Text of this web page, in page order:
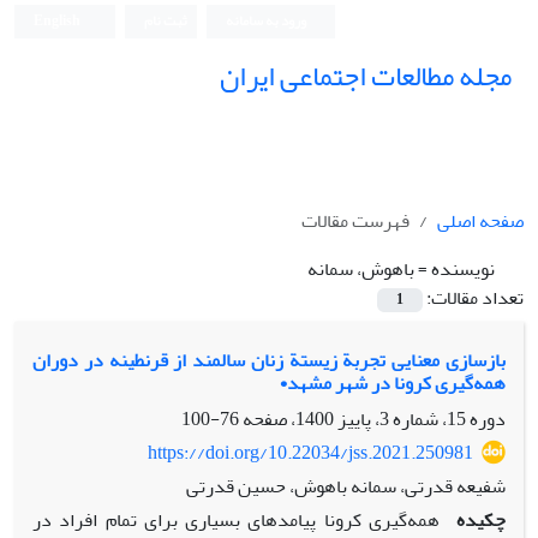
مجله مطالعات اجتماعی ایران
صفحه اصلی
فهرست مقالات
نویسنده =باهوش، سمانه
تعداد مقالات:
1
بازسازی معنایی تجربة زیستة زنان سالمند از قرنطینه در دوران
همه‌گیری کرونا در شهر مشهد•
دوره 15، شماره 3، پاییز 1400، صفحه
76-100
https://doi.org/10.22034/jss.2021.250981
شفیعه قدرتی، سمانه باهوش، حسین قدرتی
چکیده همه‌گیری کرونا پیامدهای بسیاری برای تمام افراد در